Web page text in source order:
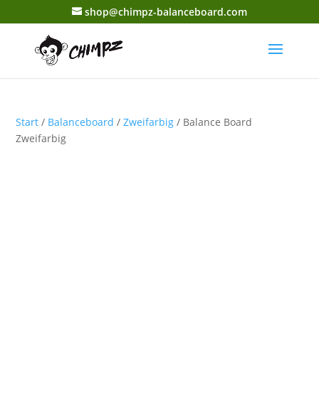
shop@chimpz-balanceboard.com
Start / Balanceboard /Zweifarbig / Balance Board
Zweifarbig